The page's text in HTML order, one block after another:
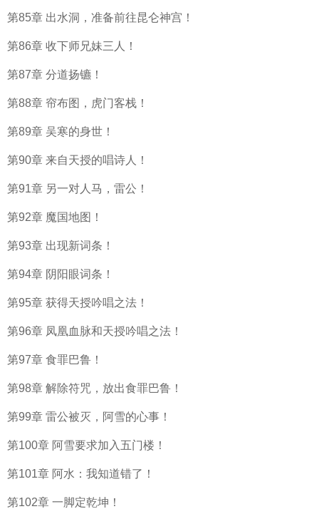
第85章 出水洞，准备前往昆仑神宫！
第86章 收下师兄妹三人！
第87章 分道扬镳！
第88章 帘布图，虎门客栈！
第89章 吴寒的身世！
第90章 来自天授的唱诗人！
第91章 另一对人马，雷公！
第92章 魔国地图！
第93章 出现新词条！
第94章 阴阳眼词条！
第95章 获得天授吟唱之法！
第96章 凤凰血脉和天授吟唱之法！
第97章 食罪巴鲁！
第98章 解除符咒，放出食罪巴鲁！
第99章 雷公被灭，阿雪的心事！
第100章 阿雪要求加入五门楼！
第101章 阿水：我知道错了！
第102章 一脚定乾坤！